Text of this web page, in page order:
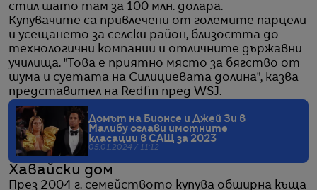
стил шато там за 100 млн. долара.
Купувачите са привлечени от големите парцели
и усещането за селски район, близостта до
технологични компании и отличните държавни
училища. "Това е приятно място за бягство от
шума и суетата на Силициевата долина", казва
представител на Redfin пред WSJ.
Домът на Бионсе и Джей Зи в
Малибу оглави имотните
класации в САЩ за 2023
05.01.2024 / 11:12
Хавайски дом
През 2004 г. семейството купува обширна къща